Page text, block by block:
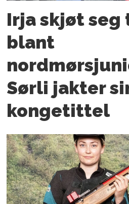
Irja skjøt seg
blant
Sørli jakter
kongetittel